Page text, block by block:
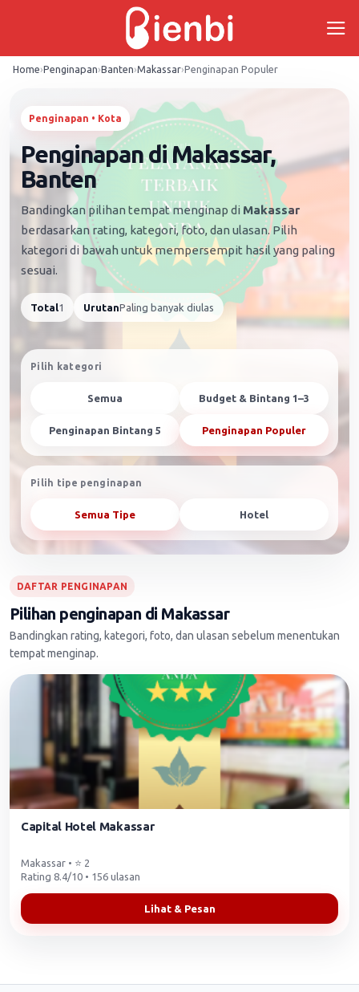
Home›Penginapan›Banten›Makassar›Penginapan Populer
Penginapan • Kota
Penginapan di Makassar,
Banten
Bandingkan pilihan tempat menginap di Makassar
berdasarkan rating, kategori, foto, dan ulasan. Pilih
kategori di bawah untuk mempersempit hasil yang paling
sesuai.
Total1 UrutanPaling banyak diulas
Pilih kategori
Semua Budget & Bintang 1–3
Penginapan Bintang 5 Penginapan Populer
Pilih tipe penginapan
Semua Tipe Hotel
DAFTAR PENGINAPAN
Pilihan penginapan di Makassar
Bandingkan rating, kategori, foto, dan ulasan sebelum menentukan
tempat menginap.
Capital Hotel Makassar
Makassar • ⭐ 2
Rating 8.4/10 • 156 ulasan
Lihat & Pesan